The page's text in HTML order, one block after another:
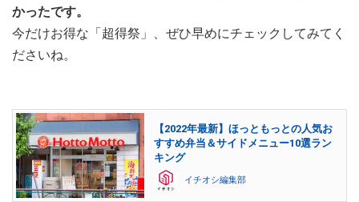
かったです。
今だけお得な「超得祭」、ぜひ早めにチェックしてみてく
ださいね。
【2022年最新】ほっともっとの人気お
すすめ弁当＆サイドメニュー10選ラン
キング
イチオシ編集部